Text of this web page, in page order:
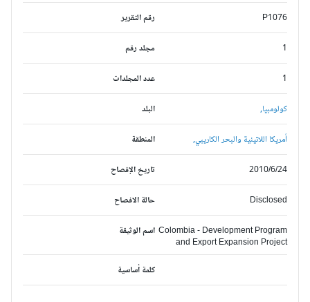
رقم التقرير P1076
مجلد رقم
عدد المجلدات
البلد كولومبيا,
المنطقة أمريكا اللاتينية والبحر الكاريبي,
تاريخ الإفصاح 2010/6/24
حالة الافصاح Disclosed
اسم الوثيقة Colombia - Development Program
and Export Expansion Project
كلمة أساسية